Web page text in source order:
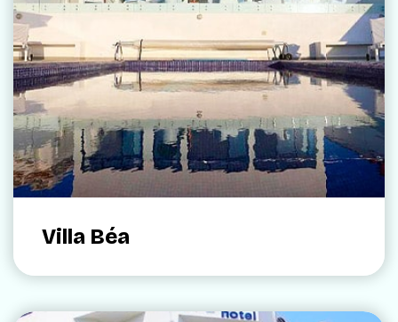
Villa Béa